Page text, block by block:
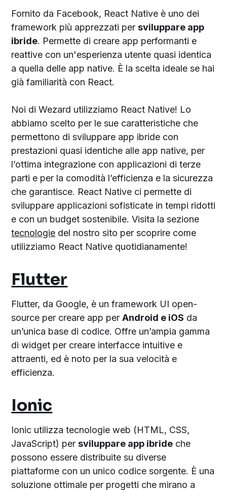
Fornito da Facebook, React Native è uno dei
framework più apprezzati persviluppare app
ibride. Permette di creare app performanti e
reattive con un'esperienza utente quasi identica
a quella delle app native. È la scelta ideale se hai
già familiarità con React.
Noi di Wezard utilizziamo React Native! Lo
abbiamo scelto per le sue caratteristiche che
permettono di sviluppare app ibride con
prestazioni quasi identiche alle app native, per
l’ottima integrazione con applicazioni di terze
parti e per la comodità l’efficienza e la sicurezza
che garantisce. React Native ci permette di
sviluppare applicazioni sofisticate in tempi ridotti
e con un budget sostenibile. Visita la sezione
tecnologie del nostro sito per scoprire come
utilizziamo React Native quotidianamente!
Flutter
Flutter, da Google, è un framework UI open-
source per creare app perAndroid e iOS da
un’unica base di codice. Offre un’ampia gamma
di widget per creare interfacce intuitive e
attraenti, ed è noto per la sua velocità e
efficienza.
Ionic
Ionic utilizza tecnologie web (HTML, CSS,
JavaScript) persviluppare app ibride che
possono essere distribuite su diverse
piattaforme con un unico codice sorgente. È una
soluzione ottimale per progetti che mirano a